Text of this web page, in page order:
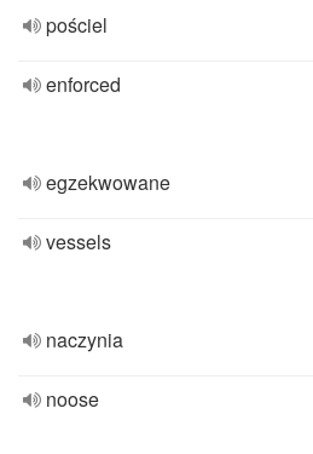
pościel
enforced
egzekwowane
vessels
naczynia
noose